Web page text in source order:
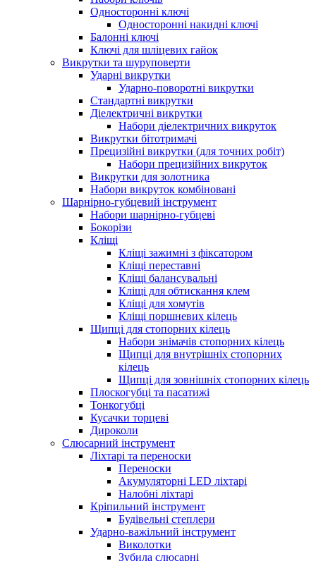
Односторонні ключі
Односторонні накидні ключі
Балонні ключі
Ключі для шліцевих гайок
Викрутки та шуруповерти
Ударні викрутки
Ударно-поворотні викрутки
Стандартні викрутки
Діелектричні викрутки
Набори діелектричних викруток
Викрутки бітотримачі
Прецизійні викрутки (для точних робіт)
Набори прецизійних викруток
Викрутки для золотника
Набори викруток комбіновані
Шарнірно-губцевий інструмент
Набори шарнірно-губцеві
Бокорізи
Кліщі
Кліщі зажимні з фіксатором
Кліщі переставні
Кліщі балансувальні
Кліщі для обтискання клем
Кліщі для хомутів
Кліщі поршневих кілець
Щипці для стопорних кілець
Набори знімачів стопорних кілець
Щипці для внутрішніх стопорних
кілець
Щипці для зовнішніх стопорних кілець
Плоскогубці та пасатижі
Тонкогубці
Кусачки торцеві
Дироколи
Слюсарний інструмент
Ліхтарі та переноски
Переноски
Акумуляторні LED ліхтарі
Налобні ліхтарі
Кріпильний інструмент
Будівельні степлери
Ударно-важільний інструмент
Виколотки
Зубила слюсарні